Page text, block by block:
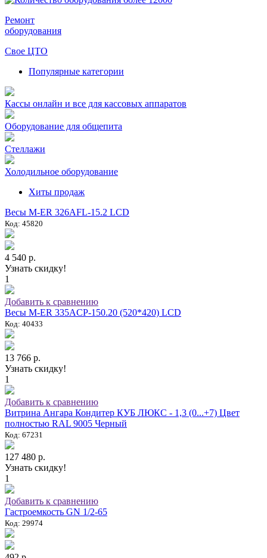
Ремонт
оборудования
Свое ЦТО
Популярные категории
Кассы онлайн и все для кассовых аппаратов
Оборудование для общепита
Стеллажи
Холодильное оборудование
Хиты продаж
Весы M-ER 326AFL-15.2 LCD
Код: 45820
4 540 р.
Узнать скидку!
1
Добавить к сравнению
Весы M-ER 335ACP-150.20 (520*420) LCD
Код: 40433
13 766 р.
Узнать скидку!
1
Добавить к сравнению
Витрина Ангара Кондитер КУБ ЛЮКС - 1,3 (0...+7) Цвет
полностью RAL 9005 Черный
Код: 67231
127 480 р.
Узнать скидку!
1
Добавить к сравнению
Гастроемкость GN 1/2-65
Код: 29974